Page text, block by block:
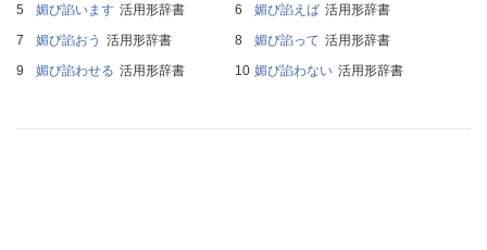
媚び諂います 活用形辞書 媚び諂えば 活用形辞書
媚び諂おう 活用形辞書 媚び諂って 活用形辞書
媚び諂わせる 活用形辞書 媚び諂わない 活用形辞書